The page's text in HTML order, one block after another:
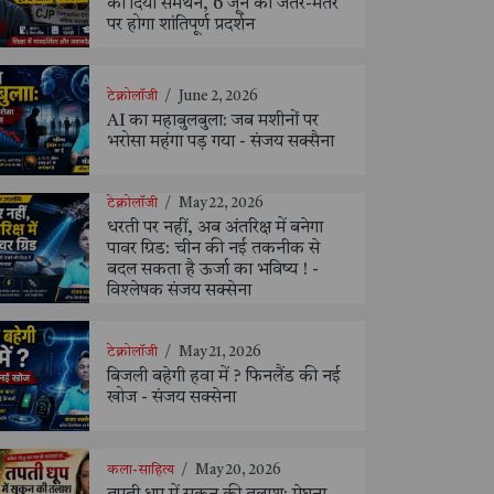
को दिया समर्थन, 6 जून को जंतर-मंतर
पर होगा शांतिपूर्ण प्रदर्शन
टेक्नोलॉजी / June 2, 2026
AI का महाबुलबुला: जब मशीनों पर
भरोसा महंगा पड़ गया - संजय सक्सैना
टेक्नोलॉजी / May 22, 2026
धरती पर नहीं, अब अंतरिक्ष में बनेगा
पावर ग्रिड: चीन की नई तकनीक से
बदल सकता है ऊर्जा का भविष्य ! -
विश्लेषक संजय सक्सेना
टेक्नोलॉजी / May 21, 2026
बिजली बहेगी हवा में ? फिनलैंड की नई
खोज - संजय सक्सेना
कला-साहित्य / May 20, 2026